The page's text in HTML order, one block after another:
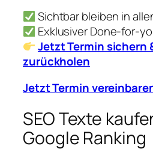
Sichtbar bleiben in
Exklusiver Done-for-
Jetzt Termin sichern
zurückholen
Jetzt Termin
SEO Texte
Google Ranking